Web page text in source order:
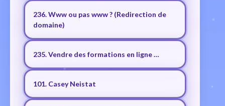
236. Www ou pas www ? (Redirection de
domaine)
235. Vendre des formations en ligne …
101. Casey Neistat